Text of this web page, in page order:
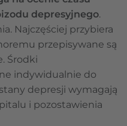
depresyjnego.
Najczęściej przybiera
przepisywane są
Środki
indywidualnie do
depresji wymagają
i pozostawienia